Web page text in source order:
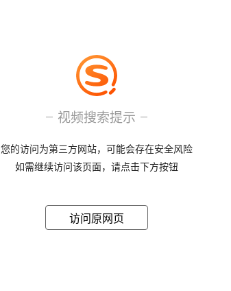
视频搜索提示
您的访问为第三方网站，可能会存在安全风险
如需继续访问该页面，请点击下方按钮
访问原网页